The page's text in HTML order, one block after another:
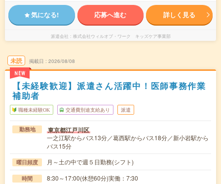
気になる! 応募へ進む 詳しく見る
派遣会社 株式会社ウィルオブ・ワーク キッズケア事業部
未読
NEW
掲載日 2026/08/08
【未経験歓迎】派遣さん活躍中！医師事務作業
補助者
職種未経験OK 交通費別途支給あり 派遣
勤務地 東京都江戸川区
一之江駅からバス13分／葛西駅からバス18分／新小岩駅から
バス15分
曜日頻度 月～土の中で週５日勤務(シフト)
時間 8:30～17:00(休憩60分)実働：7:30